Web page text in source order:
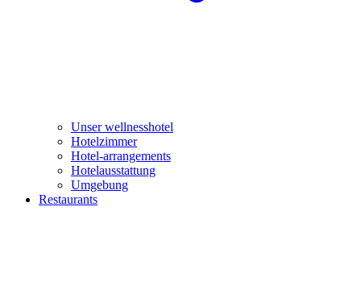
Unser wellnesshotel
Hotelzimmer
Hotel-arrangements
Hotelausstattung
Umgebung
Restaurants